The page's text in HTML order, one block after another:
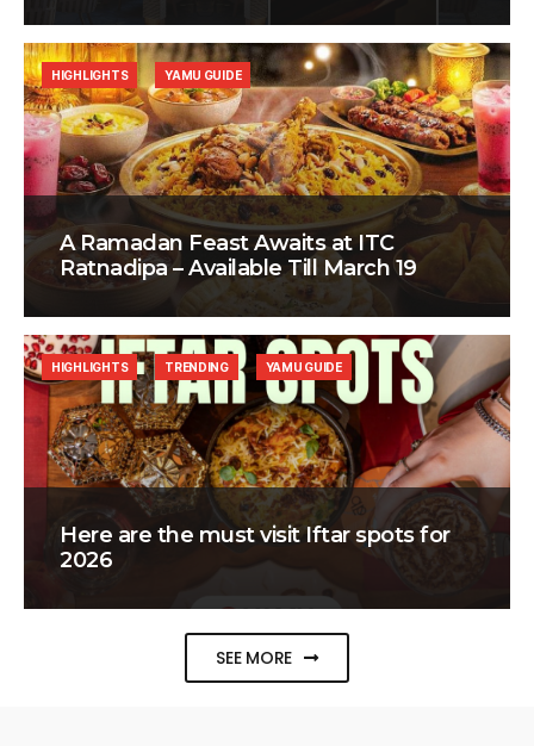
A Ramadan Feast Awaits at ITC
Ratnadipa – Available Till March 19
HIGHLIGHTS YAMU GUIDE
Here are the must visit Iftar spots for
2026
HIGHLIGHTS TRENDING YAMU GUIDE
SEE MORE